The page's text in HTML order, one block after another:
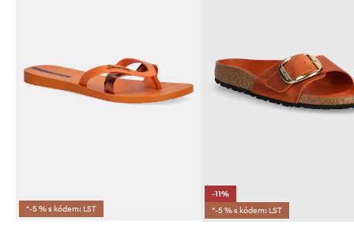
*-5 % s kódem: LST
-11%
*-5 % s kódem: LST